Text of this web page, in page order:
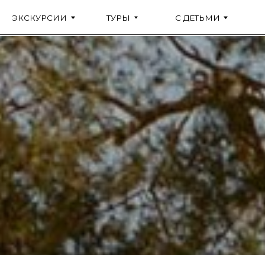
ЭКСКУРСИИ С ДЕТЬМИ
ТУРЫ